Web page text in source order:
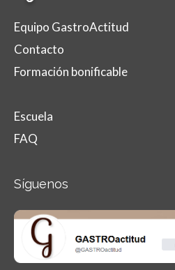
Equipo GastroActitud
Contacto
Formación bonificable
Escuela
FAQ
Síguenos